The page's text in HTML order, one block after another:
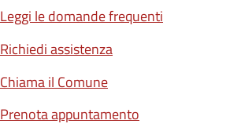
Leggi le domande frequenti
Richiedi assistenza
Chiama il Comune
Prenota appuntamento